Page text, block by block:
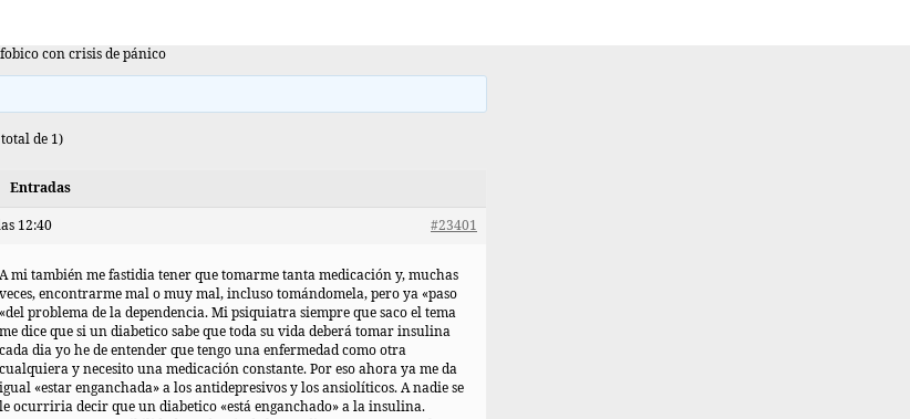
con crisis de pánico
de 1)
Entradas
12:40 #23401
A mi también me fastidia tener que tomarme tanta medicación y, muchas
veces, encontrarme mal o muy mal, incluso tomándomela, pero ya «paso
«del problema de la dependencia. Mi psiquiatra siempre que saco el tema
me dice que si un diabetico sabe que toda su vida deberá tomar insulina
cada dia yo he de entender que tengo una enfermedad como otra
cualquiera y necesito una medicación constante. Por eso ahora ya me da
igual «estar enganchada» a los antidepresivos y los ansiolíticos. A nadie se
le ocurriria decir que un diabetico «está enganchado» a la insulina.